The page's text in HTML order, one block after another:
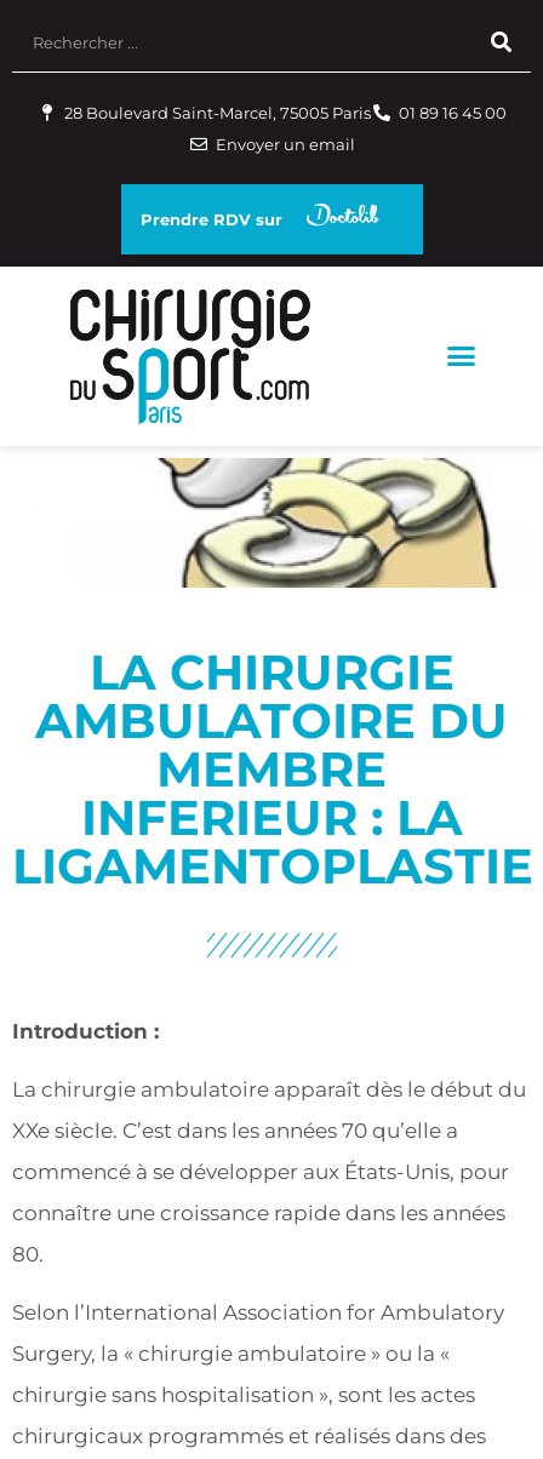
28 Boulevard Saint-Marcel, 75005 Paris
01 89 16 45 00
Envoyer un email
Prendre RDV sur
LA CHIRURGIE
AMBULATOIRE DU
MEMBRE
INFERIEUR : LA
LIGAMENTOPLASTIE
Introduction :
La chirurgie ambulatoire apparaît dès le début du
XXe siècle. C’est dans les années 70 qu’elle a
commencé à se développer aux États-Unis, pour
connaître une croissance rapide dans les années
80.
Selon l’International Association for Ambulatory
Surgery, la « chirurgie ambulatoire » ou la «
chirurgie sans hospitalisation », sont les actes
chirurgicaux programmés et réalisés dans des